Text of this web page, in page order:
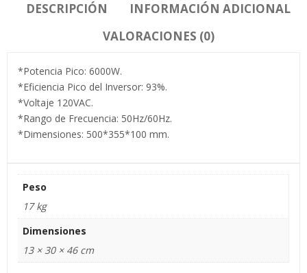
DESCRIPCIÓN
INFORMACIÓN ADICIONAL
VALORACIONES (0)
*Potencia Pico: 6000W.
*Eficiencia Pico del Inversor: 93%.
*Voltaje 120VAC.
*Rango de Frecuencia: 50Hz/60Hz.
*Dimensiones: 500*355*100 mm.
Peso
17 kg
Dimensiones
13 × 30 × 46 cm